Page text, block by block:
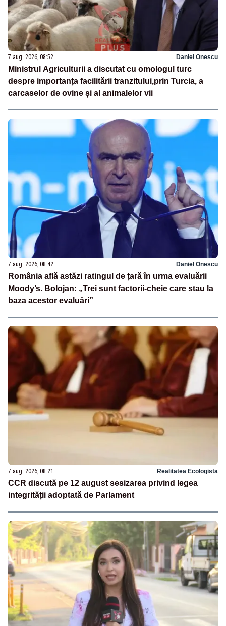
7 aug. 2026, 08:52 Daniel Onescu
Ministrul Agriculturii a discutat cu omologul turc
despre importanța facilitării tranzitului,prin Turcia, a
carcaselor de ovine și al animalelor vii
7 aug. 2026, 08:42 Daniel Onescu
România află astăzi ratingul de țară în urma evaluării
Moody’s. Bolojan: „Trei sunt factorii-cheie care stau la
baza acestor evaluări”
7 aug. 2026, 08:21 Realitatea Ecologista
CCR discută pe 12 august sesizarea privind legea
integrității adoptată de Parlament